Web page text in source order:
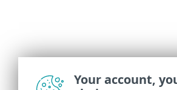
Your account,